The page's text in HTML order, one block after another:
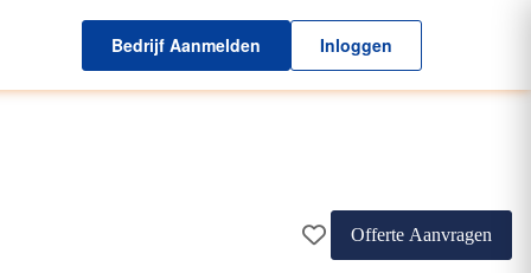
Bedrijf Aanmelden Inloggen
Offerte Aanvragen